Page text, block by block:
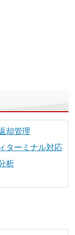
却管理
ターミナル対応
析